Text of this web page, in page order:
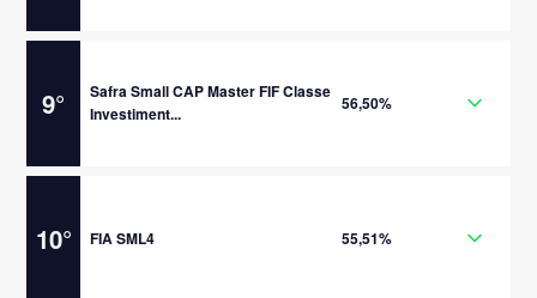
9°
Safra Small CAP Master FIF Classe
Investiment...
56,50%
10° FIA SML4 55,51%